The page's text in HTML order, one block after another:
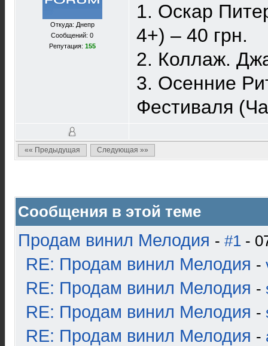
Откуда: Днепр
Сообщений: 0
Репутация: 155
1. Оскар
4+) – 40 грн.
2. Коллаж.
3. Осенние
Фестиваля
«« Предыдущая Следующая »»
Сообщения в этой теме
Продам винил Мелодия - #1 -
RE: Продам винил Мелодия -
RE: Продам винил Мелодия -
RE: Продам винил Мелодия -
RE: Продам винил Мелодия -